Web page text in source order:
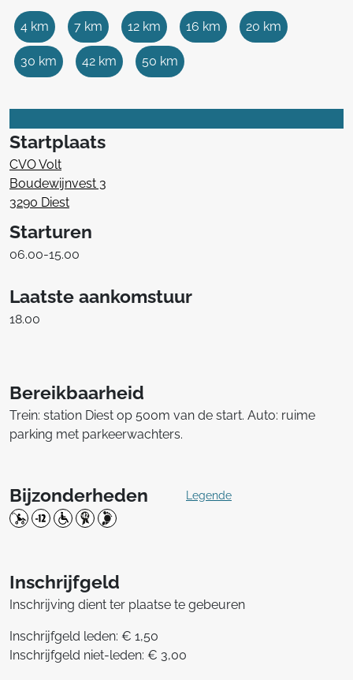
4 km 7 km 12 km 16 km 20 km
30 km 42 km 50 km
Startplaats
CVO Volt
Boudewijnvest 3
3290 Diest
Starturen
06.00-15.00
Laatste aankomstuur
18.00
Bereikbaarheid
Trein: station Diest op 500m van de start. Auto: ruime
parking met parkeerwachters.
Bijzonderheden Legende
Inschrijfgeld
Inschrijving dient ter plaatse te gebeuren
Inschrijfgeld leden: € 1,50
Inschrijfgeld niet-leden: € 3,00